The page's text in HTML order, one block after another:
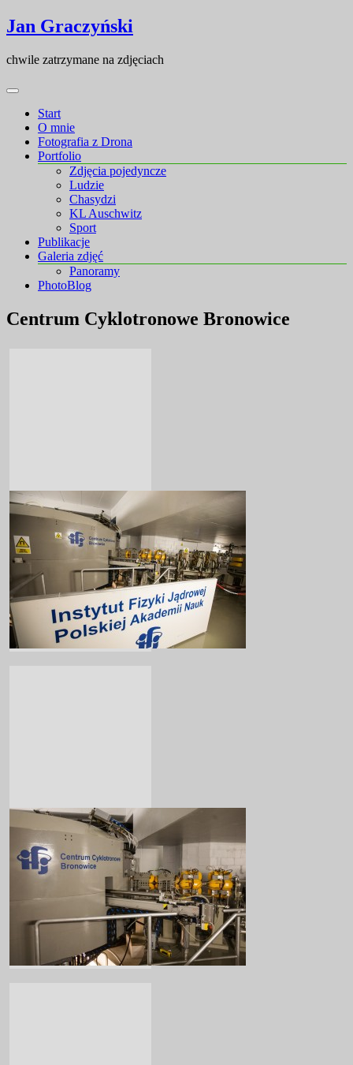
Skip
to
Skip
to
Jan Graczyński
chwile zatrzymane na zdjęciach
Start
O mnie
Fotografia z Drona
Portfolio
Zdjęcia pojedyncze
Ludzie
Chasydzi
KL Auschwitz
Sport
Publikacje
Galeria zdjęć
Panoramy
PhotoBlog
Centrum Cyklotronowe Bronowice